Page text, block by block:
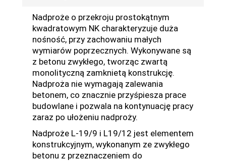
Nadproże o przekroju prostokątnym
kwadratowym NK charakteryzuje duża
nośność, przy zachowaniu małych
wymiarów poprzecznych. Wykonywane są
z betonu zwykłego, tworząc zwartą
monolityczną zamknietą konstrukcję.
Nadproża nie wymagają zalewania
betonem, co znacznie przyśpiesza prace
budowlane i pozwala na kontynuację pracy
zaraz po ułożeniu nadproży.
Nadproże L-19/9 i L19/12 jest elementem
konstrukcyjnym, wykonanym ze zwykłego
betonu z przeznaczeniem do